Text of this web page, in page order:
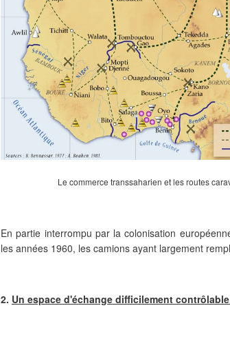
Le commerce transsaharien et les routes
En partie interrompu par la colonisation
les années 1960, les camions ayant largement
2. Un espace d'échange difficilement